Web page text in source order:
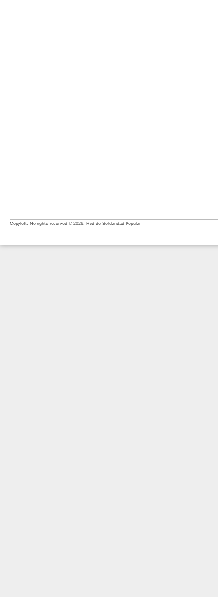
Copyleft: No rights reserved © 2026, Red de Solidaridad Popular